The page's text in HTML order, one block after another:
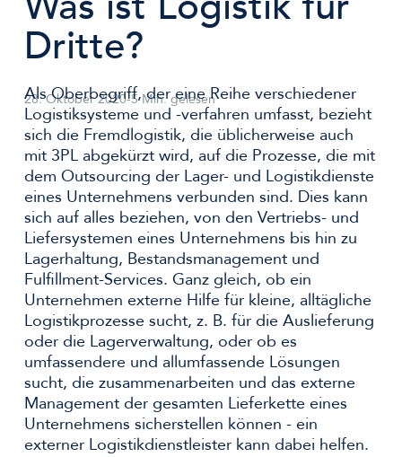
Dritte?
28. Oktober 2020-5 Min. gelesen
Als Oberbegriff, der eine Reihe verschiedener
Logistiksysteme und -verfahren umfasst, bezieht
sich die Fremdlogistik, die üblicherweise auch
mit 3PL abgekürzt wird, auf die Prozesse, die mit
dem Outsourcing der Lager- und Logistikdienste
eines Unternehmens verbunden sind. Dies kann
sich auf alles beziehen, von den Vertriebs- und
Liefersystemen eines Unternehmens bis hin zu
Lagerhaltung, Bestandsmanagement und
Fulfillment-Services. Ganz gleich, ob ein
Unternehmen externe Hilfe für kleine, alltägliche
Logistikprozesse sucht, z. B. für die Auslieferung
oder die Lagerverwaltung, oder ob es
umfassendere und allumfassende Lösungen
sucht, die zusammenarbeiten und das externe
Management der gesamten Lieferkette eines
Unternehmens sicherstellen können - ein
externer Logistikdienstleister kann dabei helfen.